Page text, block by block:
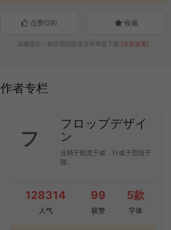
点赞(29) 收藏
温馨提示：如您需旧版免登录网盘下载 [点击这里]
作者专栏
フ
フロップデザイ
ン
业精于勤荒于嬉，行成于思毁于
随。
128314
人气
99
获赞
5款
字体